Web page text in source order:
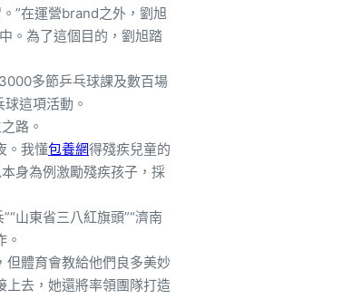
”在運營brand之外，劉旭
。為了這個目的，劉旭踏
多節乒乓球課及數百場
這項活動。
路。
。我懂包養網得殘疾兒童的
身為例激勵殘疾孩子，採
山東省三八紅旗頭”“濟南
。
但體育會教給他們良多美妙
上去，她還將率領團隊打造